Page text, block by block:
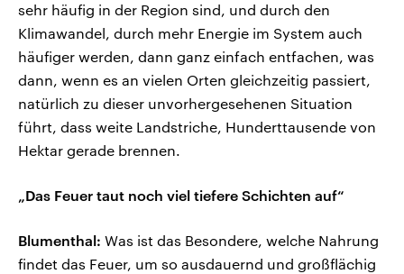
sehr häufig in der Region sind, und durch den
Klimawandel, durch mehr Energie im System auch
häufiger werden, dann ganz einfach entfachen, was
dann, wenn es an vielen Orten gleichzeitig passiert,
natürlich zu dieser unvorhergesehenen Situation
führt, dass weite Landstriche, Hunderttausende von
Hektar gerade brennen.
„Das Feuer taut noch viel tiefere Schichten auf“
Blumenthal: Was ist das Besondere, welche Nahrung
findet das Feuer, um so ausdauernd und großflächig